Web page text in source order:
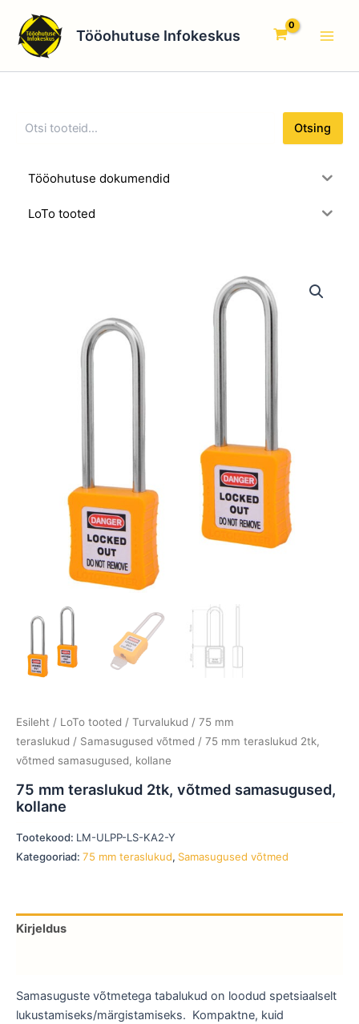
content
Tööohutuse Infokeskus
s
n
Otsing
Tööohutuse dokumendid
LoTo tooted
Esileht / LoTo tooted / Turvalukud / 75 mm
teraslukud / Samasugused võtmed / 75 mm teraslukud 2tk,
võtmed samasugused, kollane
75 mm teraslukud 2tk, võtmed samasugused,
kollane
Tootekood: LM-ULPP-LS-KA2-Y
Kategooriad: 75 mm teraslukud, Samasugused võtmed
Kirjeldus
Samasuguste võtmetega tabalukud on loodud spetsiaalselt
lukustamiseks/märgistamiseks. Kompaktne, kuid